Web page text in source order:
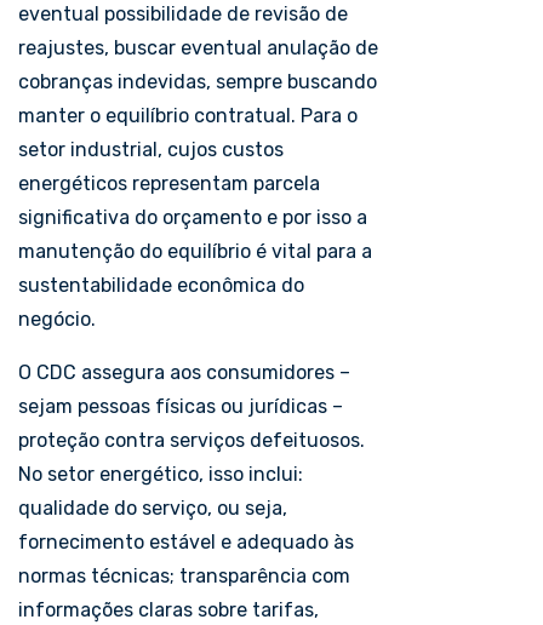
eventual possibilidade de revisão de
reajustes, buscar eventual anulação de
cobranças indevidas, sempre buscando
manter o equilíbrio contratual. Para o
setor industrial, cujos custos
energéticos representam parcela
significativa do orçamento e por isso a
manutenção do equilíbrio é vital para a
sustentabilidade econômica do
negócio.
O CDC assegura aos consumidores –
sejam pessoas físicas ou jurídicas –
proteção contra serviços defeituosos.
No setor energético, isso inclui:
qualidade do serviço, ou seja,
fornecimento estável e adequado às
normas técnicas; transparência com
informações claras sobre tarifas,